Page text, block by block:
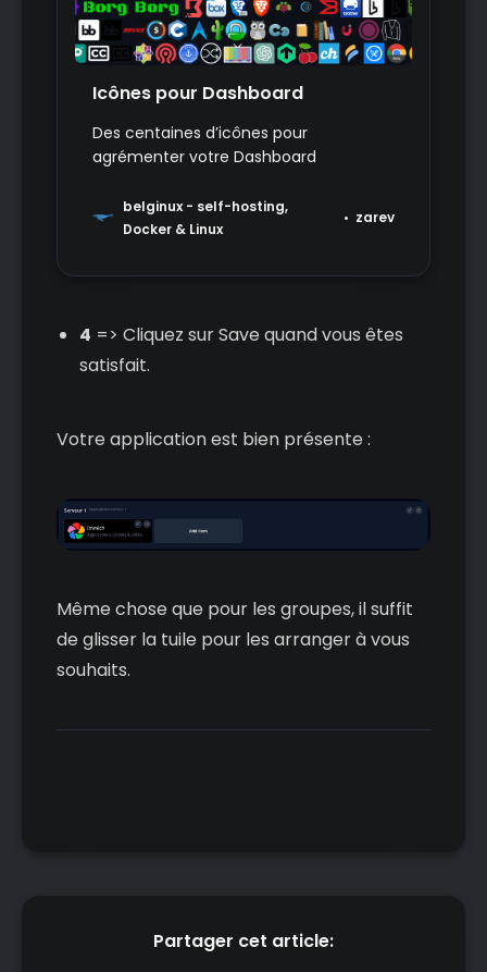
Icônes pour Dashboard
Des centaines d’icônes pour
agrémenter votre Dashboard
belginux - self-hosting,
Docker & Linux
zarev
4 => Cliquez sur Save quand vous êtes
satisfait.
Votre application est bien présente :
Même chose que pour les groupes, il suffit
de glisser la tuile pour les arranger à vous
souhaits.
Partager cet article: